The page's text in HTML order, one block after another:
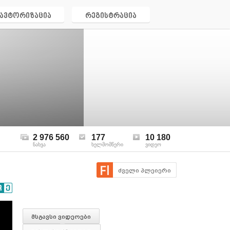
ავტორიზაცია რეგისტრაცია
2 976 560
ნახვა
177
ხელმომწერი
10 180
ვიდეო
ძველი პლეიერი
მსგავსი ვიდეოები